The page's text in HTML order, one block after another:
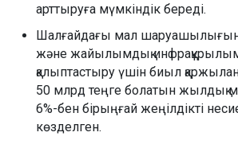
арттыруға мүмкіндік береді.
Шалғайдағы мал
және жайылымдық
қалыптастыру үшін биыл
50 млрд теңге болатын жылдық
6%-бен бірыңғай жеңілдікті
көзделген.